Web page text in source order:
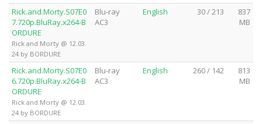
Rick.and.Morty.S07E0
7.720p.BluRay.x264-B
ORDURE
Rick and Morty @ 12.03.
24 by BORDURE
Blu-ray
AC3
English 30 / 213
837
MB
Rick.and.Morty.S07E0
6.720p.BluRay.x264-B
ORDURE
Rick and Morty @ 12.03.
24 by BORDURE
Blu-ray
AC3
English 260 / 142
813
MB